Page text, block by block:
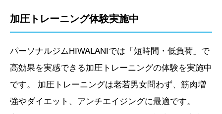
加圧トレーニング体験実施中
パーソナルジムHIWALANIでは「短時間・低負荷」で
高効果を実感できる加圧トレーニングの体験を実施中
です。 加圧トレーニングは老若男女問わず、筋肉増
強やダイエット、アンチエイジングに最適です。